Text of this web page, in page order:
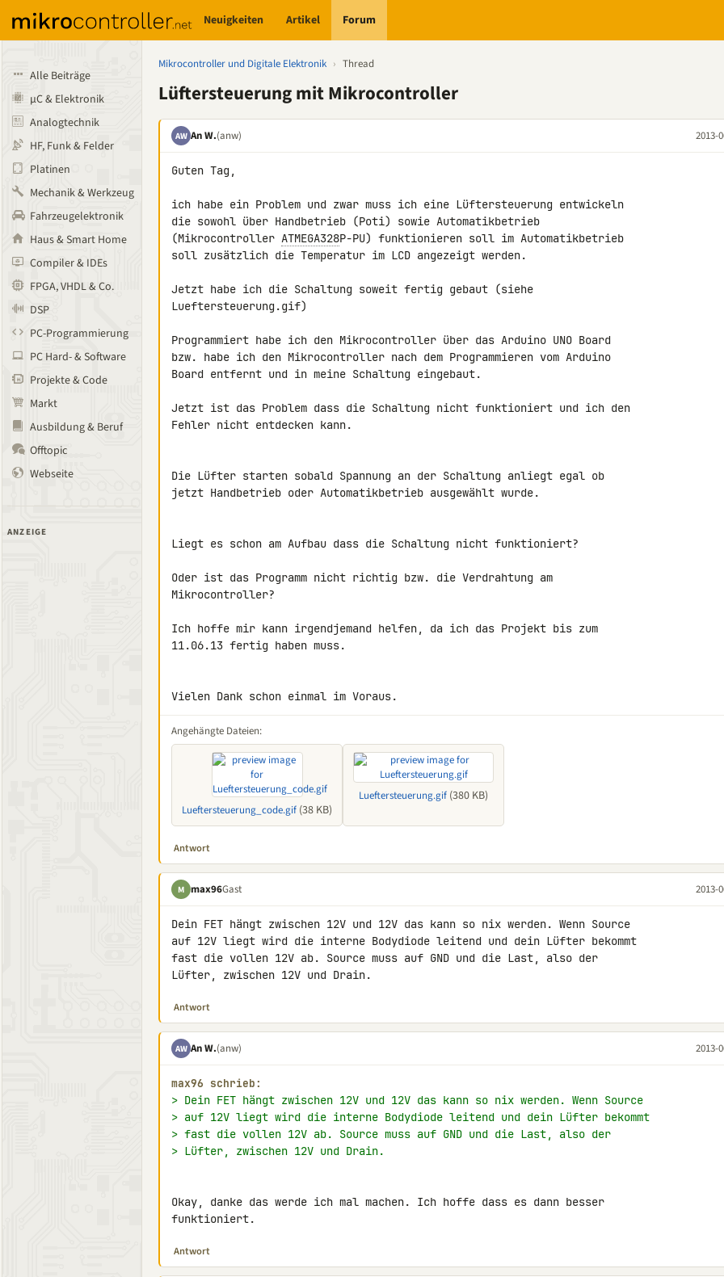
Neuigkeiten Artikel Forum
Alle Beiträge
µC & Elektronik
Analogtechnik
HF, Funk & Felder
Platinen
Mechanik & Werkzeug
Fahrzeugelektronik
Haus & Smart Home
Compiler & IDEs
FPGA, VHDL & Co.
DSP
PC-Programmierung
PC Hard- & Software
Projekte & Code
Markt
Ausbildung & Beruf
Offtopic
Webseite
ANZEIGE
Mikrocontroller und Digitale Elektronik › Thread
Lüftersteuerung mit Mikrocontroller
AW An W.(anw) 2013-
Guten Tag,
ich habe ein Problem und zwar muss ich eine Lüftersteuerung entwickeln
die sowohl über Handbetrieb (Poti) sowie Automatikbetrieb
(Mikrocontroller ATMEGA328P-PU) funktionieren soll im Automatikbetrieb
soll zusätzlich die Temperatur im LCD angezeigt werden.
Jetzt habe ich die Schaltung soweit fertig gebaut (siehe
Lueftersteuerung.gif)
Programmiert habe ich den Mikrocontroller über das Arduino UNO Board
bzw. habe ich den Mikrocontroller nach dem Programmieren vom Arduino
Board entfernt und in meine Schaltung eingebaut.
Jetzt ist das Problem dass die Schaltung nicht funktioniert und ich den
Fehler nicht entdecken kann.
Die Lüfter starten sobald Spannung an der Schaltung anliegt egal ob
jetzt Handbetrieb oder Automatikbetrieb ausgewählt wurde.
Liegt es schon am Aufbau dass die Schaltung nicht funktioniert?
Oder ist das Programm nicht richtig bzw. die Verdrahtung am
Mikrocontroller?
Ich hoffe mir kann irgendjemand helfen, da ich das Projekt bis zum
11.06.13 fertig haben muss.
Vielen Dank schon einmal im Voraus.
Angehängte Dateien:
Lueftersteuerung_code.gif (38 KB)
Lueftersteuerung.gif (380 KB)
Antwort
M max96Gast 2013-
Dein FET hängt zwischen 12V und 12V das kann so nix werden. Wenn Source
auf 12V liegt wird die interne Bodydiode leitend und dein Lüfter bekommt
fast die vollen 12V ab. Source muss auf GND und die Last, also der
Lüfter, zwischen 12V und Drain.
Antwort
AW An W.(anw) 2013-
max96 schrieb:
> Dein FET hängt zwischen 12V und 12V das kann so nix werden. Wenn Source
> auf 12V liegt wird die interne Bodydiode leitend und dein Lüfter bekommt
> fast die vollen 12V ab. Source muss auf GND und die Last, also der
> Lüfter, zwischen 12V und Drain.
Okay, danke das werde ich mal machen. Ich hoffe dass es dann besser
funktioniert.
Antwort